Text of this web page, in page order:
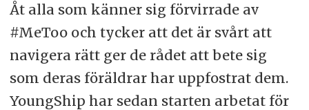
Åt alla som känner sig förvirrade av
#MeToo och tycker att det är svårt att
navigera rätt ger de rådet att bete sig
som deras föräldrar har uppfostrat dem.
YoungShip har sedan starten arbetat för